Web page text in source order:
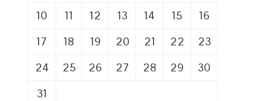
10
11 12 13 14 15
16
17
18 19 20 21 22
23
24
25 26 27 28 29
30
31